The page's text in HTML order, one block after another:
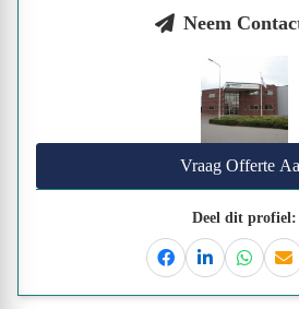
Neem
Vraag Offerte
Deel dit profiel:
FacebookLinkedin